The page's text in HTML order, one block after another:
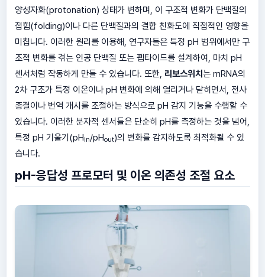
양성자화(protonation) 상태가 변하며, 이 구조적 변화가 단백질의
접힘(folding)이나 다른 단백질과의 결합 친화도에 직접적인 영향을
미칩니다. 이러한 원리를 이용해, 연구자들은 특정 pH 범위에서만 구
조적 변화를 겪는 인공 단백질 또는 펩타이드를 설계하여, 마치 pH
센서처럼 작동하게 만들 수 있습니다. 또한, 리보스위치 는 mRNA의
2차 구조가 특정 이온이나 pH 변화에 의해 열리거나 닫히면서, 전사
종결이나 번역 개시를 조절하는 방식으로 pH 감지 기능을 수행할 수
있습니다. 이러한 분자적 센서들은 단순히 pH를 측정하는 것을 넘어,
특정 pH 기울기(pHin/pHout)의 변화를 감지하도록 최적화될 수 있
습니다.
pH-응답성 프로모터 및 이온 의존성 조절 요소